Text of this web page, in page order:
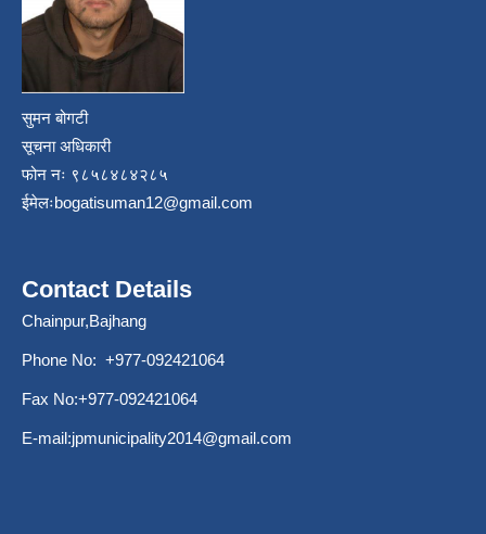
सुमन बोगटी
सूचना अधिकारी
फोन नः ९८५८४८४२८५
ईमेलःbogatisuman12@gmail.com
Contact Details
Chainpur,Bajhang
Phone No: +977-092421064
Fax No:+977-092421064
E-mail:jpmunicipality2014@gmail.com